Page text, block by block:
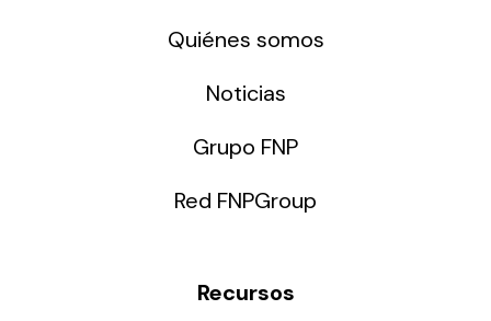
Quiénes somos
Noticias
Grupo FNP
Red FNPGroup
Recursos